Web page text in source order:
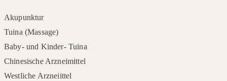
Akupunktur
Tuina (Massage)
Baby- und Kinder- Tuina
Chinesische Arzneimittel
Westliche Arzneiittel